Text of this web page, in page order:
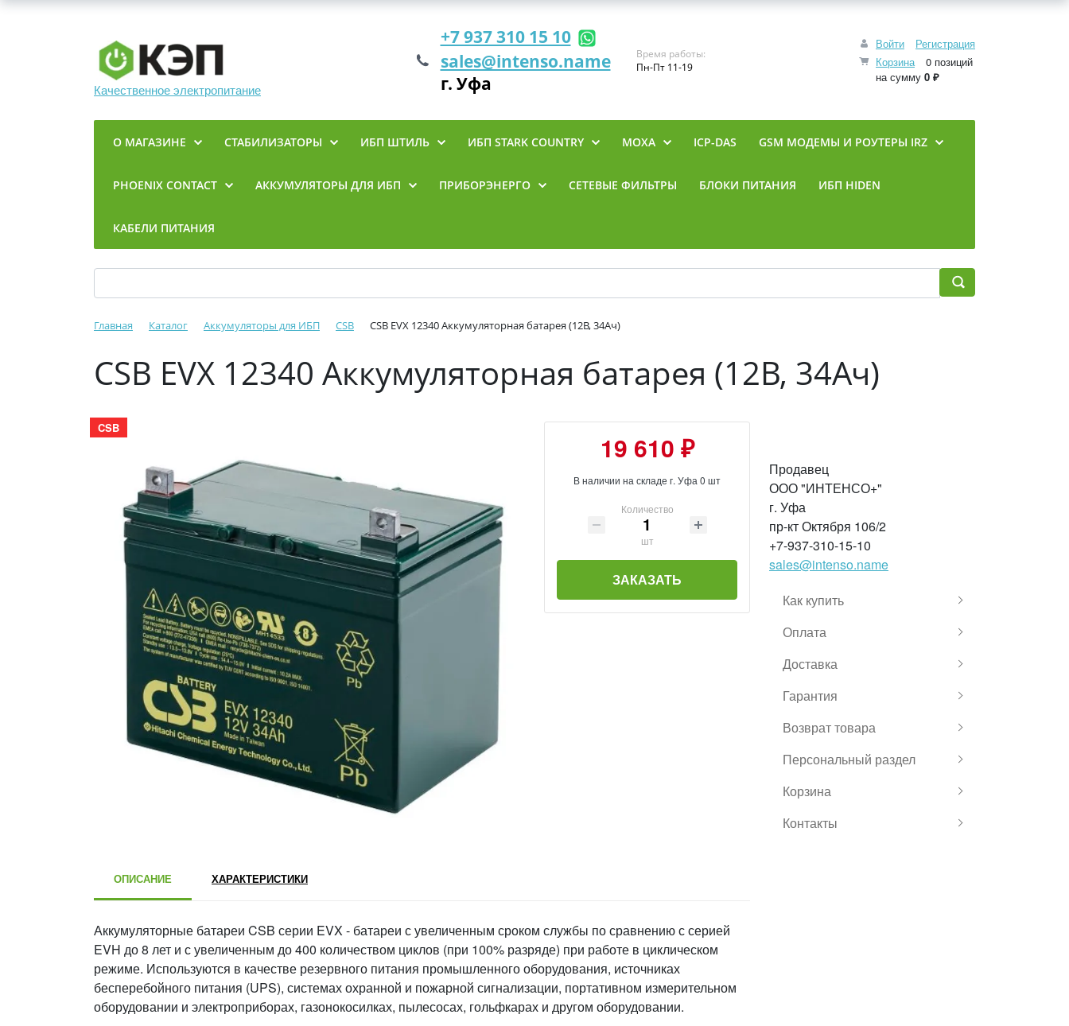
Качественное электропитание
Войти
Регистрация
Корзина
0 позиций
на сумму 0 ₽
+7 937 310 15 10
sales@intenso.name
г. Уфа
Время работы:
Пн-Пт 11-19
О МАГАЗИНЕ СТАБИЛИЗАТОРЫ ИБП ШТИЛЬ ИБП STARK COUNTRY MOXA ICP-DAS GSM МОДЕМЫ И РОУТЕРЫ IRZ
PHOENIX CONTACT АККУМУЛЯТОРЫ ДЛЯ ИБП ПРИБОРЭНЕРГО СЕТЕВЫЕ ФИЛЬТРЫ БЛОКИ ПИТАНИЯ ИБП HIDEN
КАБЕЛИ ПИТАНИЯ
Главная Каталог Аккумуляторы для ИБП CSB CSB EVX 12340 Аккумуляторная батарея (12В, 34Ач)
CSB EVX 12340 Аккумуляторная батарея (12В, 34Ач)
CSB
19 610 ₽
В наличии на складе г. Уфа 0 шт
Количество
шт
ЗАКАЗАТЬ
ОПИСАНИЕ ХАРАКТЕРИСТИКИ
Аккумуляторные батареи CSB серии EVX - батареи с увеличенным сроком службы по сравнению с серией
EVH до 8 лет и с увеличенным до 400 количеством циклов (при 100% разряде) при работе в циклическом
режиме. Используются в качестве резервного питания промышленного оборудования, источниках
бесперебойного питания (UPS), системах охранной и пожарной сигнализации, портативном измерительном
оборудовании и электроприборах, газонокосилках, пылесосах, гольфкарах и другом оборудовании.
Продавец
ООО "ИНТЕНСО+"
г. Уфа
пр-кт Октября 106/2
+7-937-310-15-10
sales@intenso.name
Как купить
Оплата
Доставка
Гарантия
Возврат товара
Персональный раздел
Корзина
Контакты